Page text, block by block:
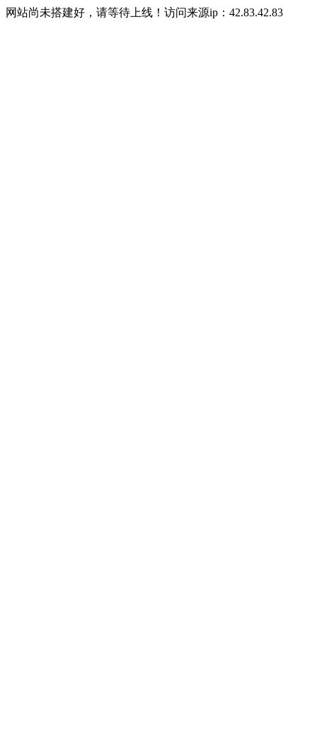
网站尚未搭建好，请等待上线！访问来源ip：42.83.42.83